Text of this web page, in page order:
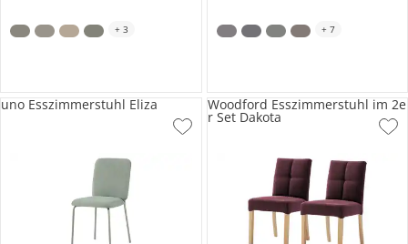
+ 3 + 7
uno Esszimmerstuhl Eliza Woodford Esszimmerstuhl im 2e
r Set Dakota